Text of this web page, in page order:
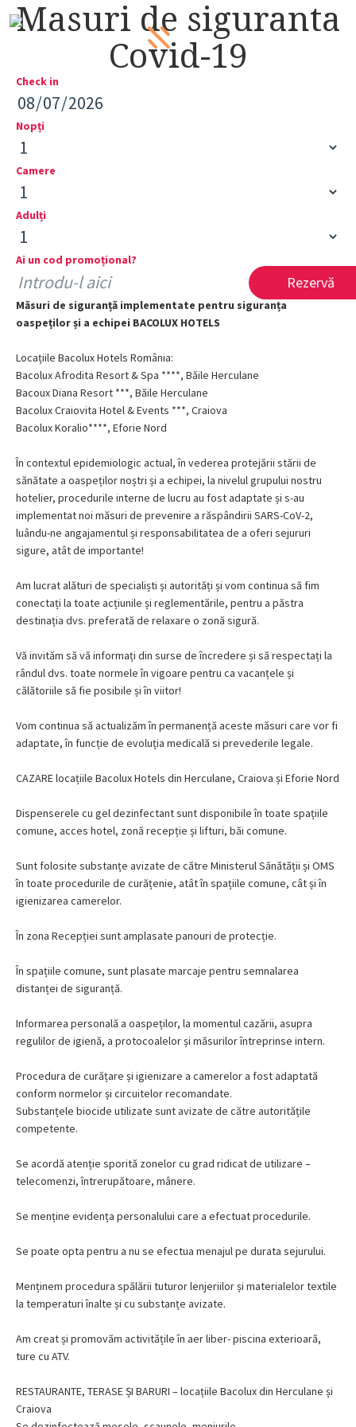
Masuri de siguranta
Covid-19
Check in
Nopți
Camere
Adulți
Ai un cod promoțional?
Măsuri de siguranță implementate pentru siguranța
oaspeților și a echipei BACOLUX HOTELS
Locațiile Bacolux Hotels România:
Bacolux Afrodita Resort & Spa ****, Băile Herculane
Bacoux Diana Resort ***, Băile Herculane
Bacolux Craiovita Hotel & Events ***, Craiova
Bacolux Koralio****, Eforie Nord
În contextul epidemiologic actual, în vederea protejării stării de
sănătate a oaspeților noștri și a echipei, la nivelul grupului nostru
hotelier, procedurile interne de lucru au fost adaptate și s-au
implementat noi măsuri de prevenire a răspândirii SARS-CoV-2,
luându-ne angajamentul și responsabilitatea de a oferi sejururi
sigure, atât de importante!
Am lucrat alături de specialiști și autorități și vom continua să fim
conectați la toate acțiunile și reglementările, pentru a păstra
destinația dvs. preferată de relaxare o zonă sigură.
Vă invităm să vă informați din surse de încredere și să respectați la
rândul dvs. toate normele în vigoare pentru ca vacanțele și
călătoriile să fie posibile și în viitor!
Vom continua să actualizăm în permanență aceste măsuri care vor fi
adaptate, în funcție de evoluția medicală si prevederile legale.
CAZARE locațiile Bacolux Hotels din Herculane, Craiova și Eforie Nord
Dispenserele cu gel dezinfectant sunt disponibile în toate spațiile
comune, acces hotel, zonă recepție și lifturi, băi comune.
Sunt folosite substanțe avizate de către Ministerul Sănătății și OMS
în toate procedurile de curățenie, atât în spațiile comune, cât și în
igienizarea camerelor.
În zona Recepției sunt amplasate panouri de protecție.
În spațiile comune, sunt plasate marcaje pentru semnalarea
distanței de siguranță.
Informarea personală a oaspeților, la momentul cazării, asupra
regulilor de igienă, a protocoalelor și măsurilor întreprinse intern.
Procedura de curățare și igienizare a camerelor a fost adaptată
conform normelor și circuitelor recomandate.
Substanțele biocide utilizate sunt avizate de către autoritățile
competente.
Se acordă atenție sporită zonelor cu grad ridicat de utilizare –
telecomenzi, întrerupătoare, mânere.
Se menține evidența personalului care a efectuat procedurile.
Se poate opta pentru a nu se efectua menajul pe durata sejurului.
Menținem procedura spălării tuturor lenjeriilor și materialelor textile
la temperaturi înalte și cu substanțe avizate.
Am creat și promovăm activitățile în aer liber- piscina exterioară,
ture cu ATV.
RESTAURANTE, TERASE ȘI BARURI – locațiile Bacolux din Herculane și
Craiova